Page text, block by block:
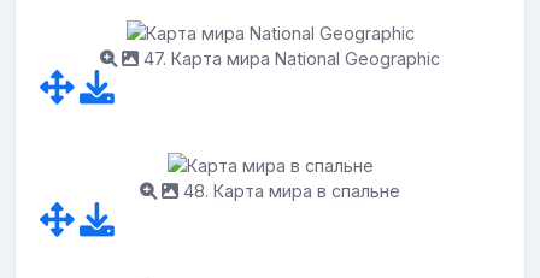
47. Карта мира National Geographic
48. Карта мира в спальне